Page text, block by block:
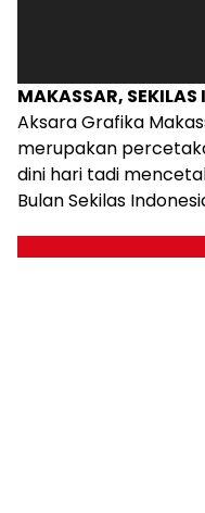
MAKASSAR, SEKILAS
Aksara Grafika
merupakan
dini hari tadi
Bulan Sekilas